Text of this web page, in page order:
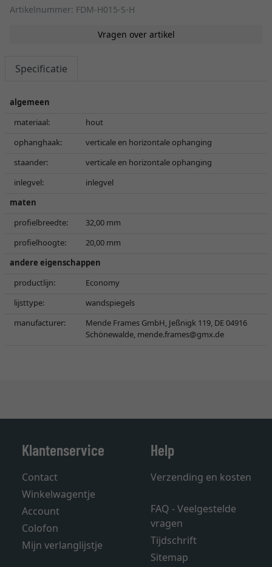
Artikelnummer: FDM-H015-S-H
Vragen over artikel
Specificatie
algemeen
materiaal:
hout
ophanghaak:
verticale en horizontale ophanging
staander:
verticale en horizontale ophanging
inlegvel:
inlegvel
maten
profielbreedte:
32,00 mm
profielhoogte:
20,00 mm
andere eigenschappen
productlijn:
Economy
lijsttype:
wandspiegels
manufacturer:
Mende Frames GmbH, Jeßnigk 119, DE 04916
Schönewalde, mende.frames@gmx.de
Klantenservice
Contact
Winkelwagentje
Account
Colofon
Mijn verlanglijstje
Help
Verzending en kosten
FAQ - Veelgestelde
vragen
Tijdschrift
Sitemap